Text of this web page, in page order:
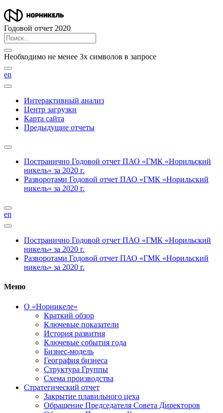
Годовой отчет 2020
Необходимо не менее 3х символов в запросе
en
Интерактивный анализ
Центр загрузки
Карта сайта
Предыдущие отчеты
Постранично Годовой отчет ПАО «ГМК «Норильский
никель» за 2020 г.
Разворотами Годовой отчет ПАО «ГМК «Норильский
никель» за 2020 г.
en
Постранично Годовой отчет ПАО «ГМК «Норильский
никель» за 2020 г.
Разворотами Годовой отчет ПАО «ГМК «Норильский
никель» за 2020 г.
Меню
О «Норникеле»
Краткий обзор
Ключевые показатели
История развития
Ключевые события года
Бизнес-модель
География бизнеса
Структура Группы
Схема производства
Стратегический отчет
Закрытие плавильного цеха
Обращение Председателя Совета Директоров